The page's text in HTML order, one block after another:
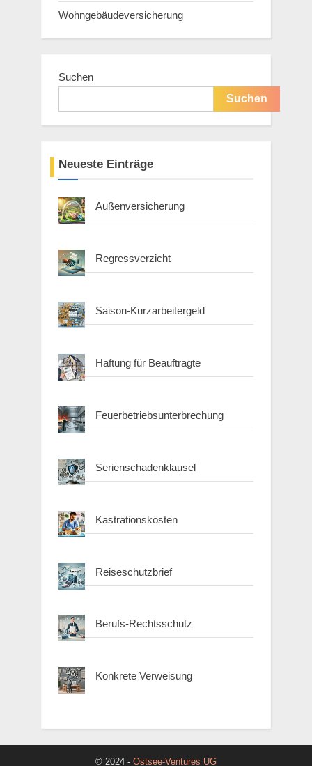
Wohngebäudeversicherung
Suchen
Suchen
Neueste Einträge
Außenversicherung
Regressverzicht
Saison-Kurzarbeitergeld
Haftung für Beauftragte
Feuerbetriebsunterbrechung
Serienschadenklausel
Kastrationskosten
Reiseschutzbrief
Berufs-Rechtsschutz
Konkrete Verweisung
© 2024 - Ostsee-Ventures UG